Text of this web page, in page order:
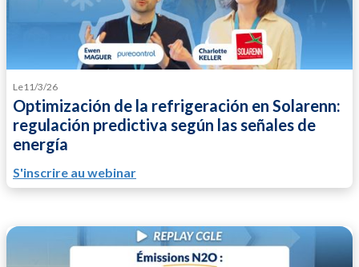
Le11/3/26
Optimización de la refrigeración en Solarenn:
regulación predictiva según las señales de
energía
S'inscrire au webinar